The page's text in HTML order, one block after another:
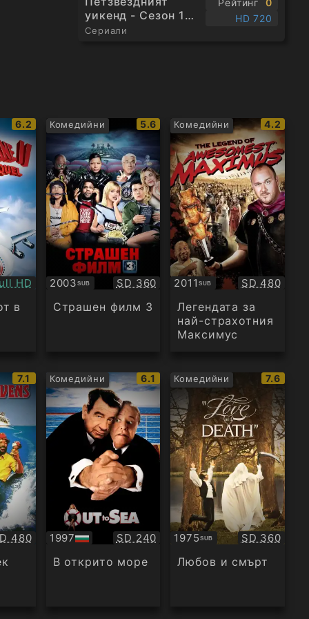
уикенд - Сезон 1
Епизод 1
Сериали
Рейтинг
0
HD 720
IMDb
рейтинг:
6.2
HD
в
Комедийни
IMDb
рейтинг:
5.6
2003SUB
Субтитри Качество:
SD 360
Страшен филм 3
Комедийни
IMDb
4.2
2011 SUB
Субтитри Качество:
SD 480
Легендата за
най-страхотния
Максимус
IMDb
рейтинг:
7.1
480
Комедийни
IMDb
рейтинг:
6.1
1997
БГ
аудио
Качество:
SD 240
В открито море
Комедийни
IMDb
7.6
1975SUB
Субтитри Качество:
SD 360
Любов и смърт